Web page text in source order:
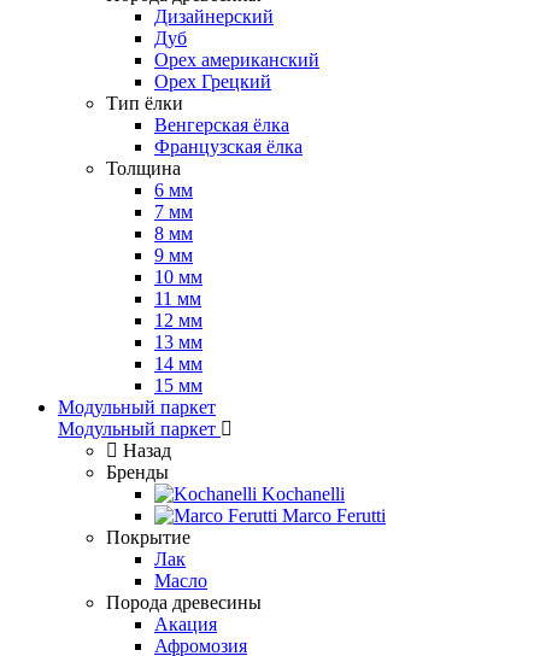
Дизайнерский
Дуб
Орех американский
Орех Грецкий
Тип ёлки
Венгерская ёлка
Французская ёлка
Толщина
6 мм
7 мм
8 мм
9 мм
10 мм
11 мм
12 мм
13 мм
14 мм
15 мм
Модульный паркет
Модульный паркет
Назад
Бренды
Kochanelli
Marco Ferutti
Покрытие
Лак
Масло
Порода древесины
Акация
Афромозия